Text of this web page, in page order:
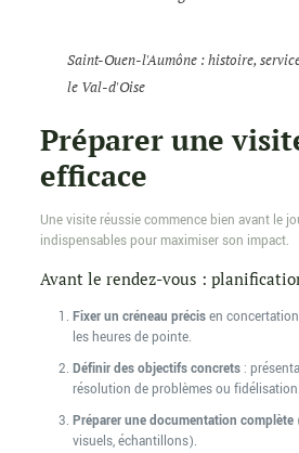
Saint-Ouen-l'Aumône : histoire,
le Val-d'Oise
Préparer une
efficace
Une visite réussie commence bien avant le
indispensables pour maximiser son impact.
Avant le rendez-vous :
Fixer un créneau précisen
les heures de pointe.
Définir des objectifs concrets:
résolution de problèmes ou fidélisation.
Préparer une documentation complète
visuels, échantillons).